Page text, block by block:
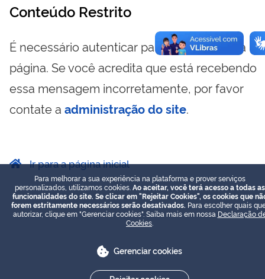
Conteúdo Restrito
É necessário autenticar para visualizar essa
página. Se você acredita que está recebendo
essa mensagem incorretamente, por favor
contate a administração do site.
Ir para a página inicial
Para melhorar a sua experiência na plataforma e prover serviços
personalizados, utilizamos cookies. Ao aceitar, você terá acesso a todas as
funcionalidades do site. Se clicar em "Rejeitar Cookies", os cookies que
forem estritamente necessários serão desativados. Para escolher quais
autorizar, clique em "Gerenciar cookies". Saiba mais em nossa Declaração
Cookies
Gerenciar cookies